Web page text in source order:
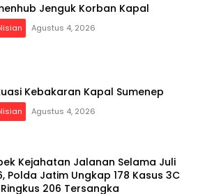
Jenguk Korban Kapal
Agustus 4, 2026
Kebakaran Kapal Sumenep
Agustus 4, 2026
Kejahatan Jalanan Selama Juli
Polda Jatim Ungkap 178 Kasus 3C
206 Tersangka